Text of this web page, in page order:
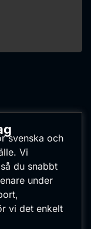
svenska och
Vi
du snabbt
under
vi det enkelt